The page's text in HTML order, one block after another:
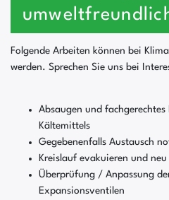
Folgende Arbeiten können bei
werden. Sprechen Sie uns bei
Absaugen und
Kältemittels
Gegebenenfalls Austausch
Kreislauf evakuieren und
Überprüfung / Anpassung
Expansionsventilen